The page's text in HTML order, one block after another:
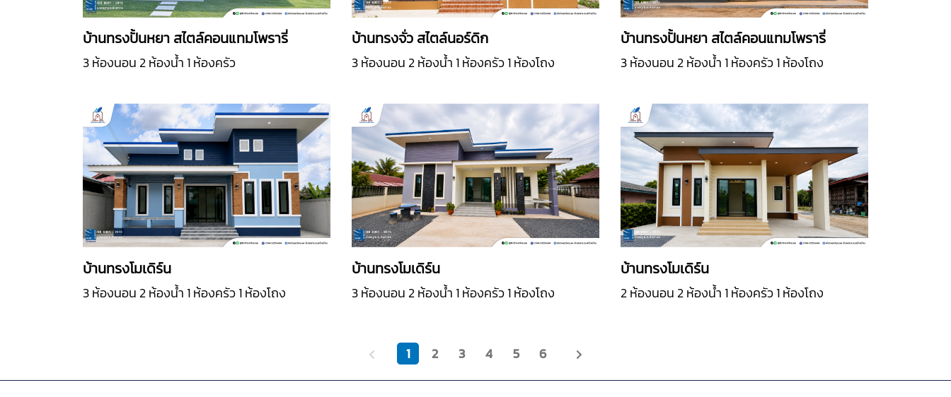
บ้านทรงปั้นหยา สไตล์คอนแทมโพรารี่
3 ห้องนอน 2 ห้องน้ำ 1 ห้องครัว
บ้านทรงจั่ว สไตล์นอร์ดิก
3 ห้องนอน 2 ห้องน้ำ 1 ห้องครัว 1 ห้องโถง
บ้านทรงปั้นหยา สไตล์คอนแทมโพรารี่
3 ห้องนอน 2 ห้องน้ำ 1 ห้องครัว 1 ห้องโถง
บ้านทรงโมเดิร์น
3 ห้องนอน 2 ห้องน้ำ 1 ห้องครัว 1 ห้องโถง
บ้านทรงโมเดิร์น
3 ห้องนอน 2 ห้องน้ำ 1 ห้องครัว 1 ห้องโถง
บ้านทรงโมเดิร์น
2 ห้องนอน 2 ห้องน้ำ 1 ห้องครัว 1 ห้องโถง
1 2 3 4 5 6